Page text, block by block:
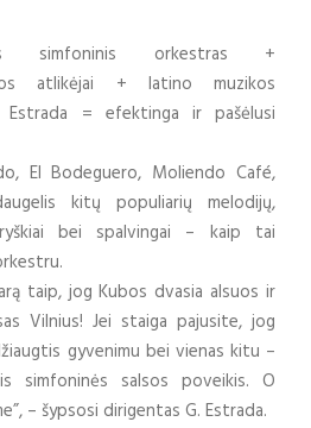
simfoninis orkestras +
atlikėjai + latino muzikos
Estrada = efektinga ir pašėlusi
El Bodeguero, Moliendo Café,
kitų populiarių melodijų,
bei spalvingai – kaip tai
taip, jog Kubos dvasia alsuos ir
Vilnius! Jei staiga pajusite, jog
gyvenimu bei vienas kitu –
simfoninės salsos poveikis. O
– šypsosi dirigentas G. Estrada.